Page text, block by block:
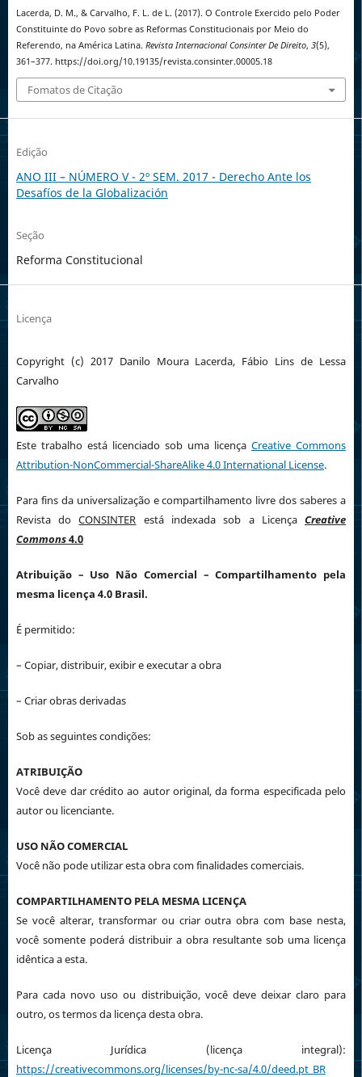
Lacerda, D. M., & Carvalho, F. L. de L. (2017). O Controle Exercido pelo Poder
Constituinte do Povo sobre as Reformas Constitucionais por Meio do
Referendo, na América Latina. Revista Internacional Consinter De Direito, 3(5),
361–377. https://doi.org/10.19135/revista.consinter.00005.18
Fomatos de Citação
Edição
ANO III – NÚMERO V - 2º SEM. 2017 - Derecho Ante los
Desafíos de la Globalización
Seção
Reforma Constitucional
Licença
Copyright (c) 2017 Danilo Moura Lacerda, Fábio Lins de Lessa
Carvalho
Este trabalho está licenciado sob uma licençaCreative Commons
Attribution-NonCommercial-ShareAlike 4.0 International License.
Para fins da universalização e compartilhamento livre dos saberes a
Revista doCONSINTER está indexada sob a LicençaCreative
Commons4.0
Atribuição – Uso Não Comercial – Compartilhamento pela
mesma licença 4.0 Brasil.
É permitido:
– Copiar, distribuir, exibir e executar a obra
– Criar obras derivadas
Sob as seguintes condições:
ATRIBUIÇÃO
Você deve dar crédito ao autor original, da forma especificada pelo
autor ou licenciante.
USO NÃO COMERCIAL
Você não pode utilizar esta obra com finalidades comerciais.
COMPARTILHAMENTO PELA MESMA LICENÇA
Se você alterar, transformar ou criar outra obra com base nesta,
você somente poderá distribuir a obra resultante sob uma licença
idêntica a esta.
Para cada novo uso ou distribuição, você deve deixar claro para
outro, os termos da licença desta obra.
Licença Jurídica (licença integral):
https://creativecommons.org/licenses/by-nc-sa/4.0/deed.pt_BR